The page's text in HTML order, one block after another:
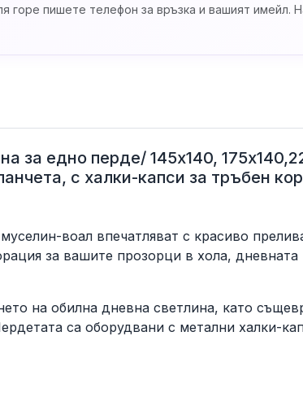
горе пишете телефон за връзка и вашият
за едно перде/ 145х140,
с халки-капси за тръбен
воал впечатляват с красиво
за вашите прозорци в хола,
на обилна дневна светлина, като
са оборудвани с метални халки-